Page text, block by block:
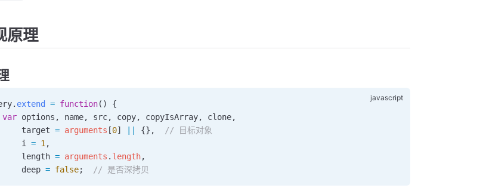
原理
. extend = function() {
var
options , name, src, copy, copyIsArray, clone,
target
= arguments [0] {},
// 目标对象
i
= 1 ,
length
= arguments . length,
deep
= false; // 是否深拷贝